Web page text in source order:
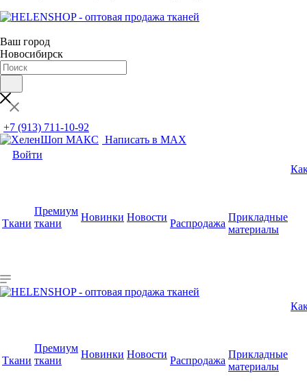
Ваш город
Новосибирск
+7 (913) 711-10-92
Написать в MAX
Войти
Ткани
Премиум
ткани
Новинки Новости
Распродажа
Прикладные
материалы
Ткани
Премиум
ткани
Новинки Новости
Распродажа
Прикладные
материалы